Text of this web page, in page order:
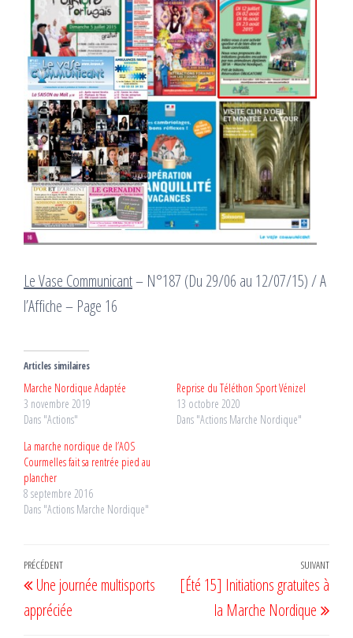
Le Vase Communicant– N°187 (Du 29/06 au 12/07/15) / A
l’Affiche – Page 16
Articles similaires
Marche Nordique Adaptée
3 novembre 2019
Dans "Actions"
Reprise du Téléthon Sport Vénizel
13 octobre 2020
Dans "Actions Marche Nordique"
La marche nordique de l’AOS
Courmelles fait sa rentrée pied au
plancher
8 septembre 2016
Dans "Actions Marche Nordique"
Navigation
de
l’article
Article
précédent
PRÉCÉDENT
Une journée multisports
appréciée
SUIVANT
[Été 15] Initiations gratuites à
la Marche Nordique